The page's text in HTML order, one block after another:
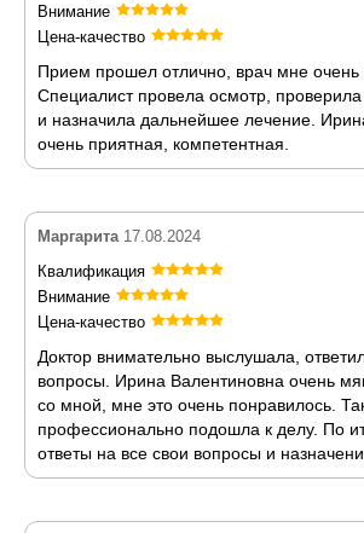
Внимание
Цена-качество
Прием прошел отлично, врач мне очень
Специалист провела осмотр,
и назначила дальнейшее лечение.
очень приятная, компетентная.
Маргарита 17.08.2024
Квалификация
Внимание
Цена-качество
Доктор внимательно выслушала,
вопросы. Ирина Валентиновна очень
со мной, мне это очень понравилось.
профессионально подошла к делу. По
ответы на все свои вопросы и